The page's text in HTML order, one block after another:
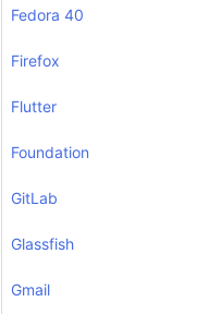
Fedora 40
Firefox
Flutter
Foundation
GitLab
Glassfish
Gmail